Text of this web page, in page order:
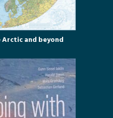
and beyond